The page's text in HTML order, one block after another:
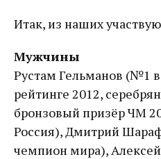
Итак, из наших
Мужчины
Рустам Гельманов (№1
рейтинге 2012,
бронзовый призёр ЧМ
Россия), Дмитрий
чемпион мира),